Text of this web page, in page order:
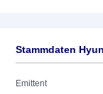
Stammdaten
Emittent